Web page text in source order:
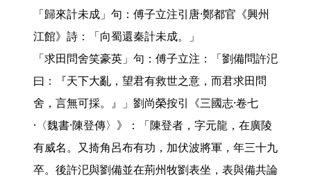
「歸來計未成」句：傅子立注引唐·鄭都官《興州
江館》詩：「向蜀還秦計未成。」
「求田問舍笑豪英」句：傅子立注：「劉備問許汜
曰：『天下大亂，望君有救世之意，而君求田問
舍，言無可採。』」劉尚榮按引《三國志·卷七
·〈魏書·陳登傳〉》：「陳登者，字元龍，在廣陵
有威名。又掎角呂布有功，加伏波將軍，年三十九
卒。後許汜與劉備並在荊州牧劉表坐，表與備共論